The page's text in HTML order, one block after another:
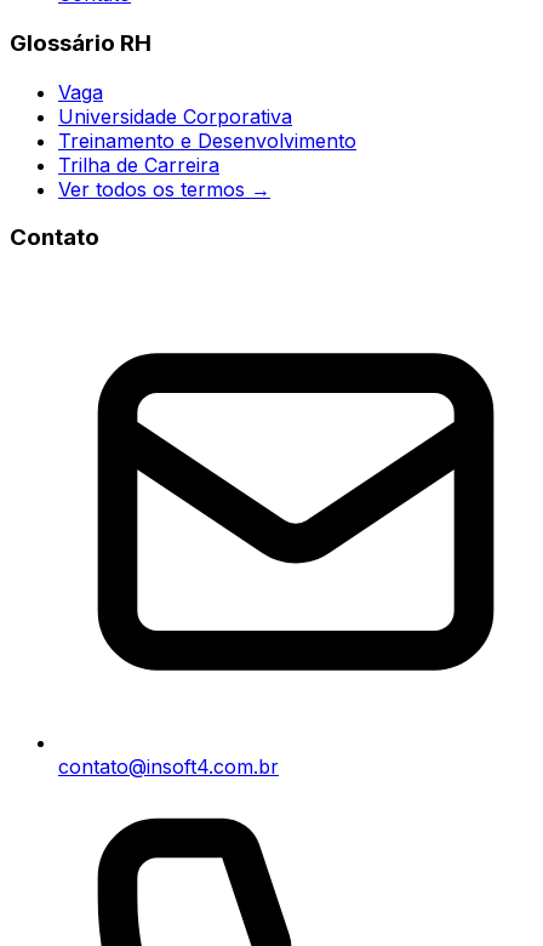
Glossário RH
Vaga
Universidade Corporativa
Treinamento e Desenvolvimento
Trilha de Carreira
Ver todos os termos →
Contato
contato@insoft4.com.br